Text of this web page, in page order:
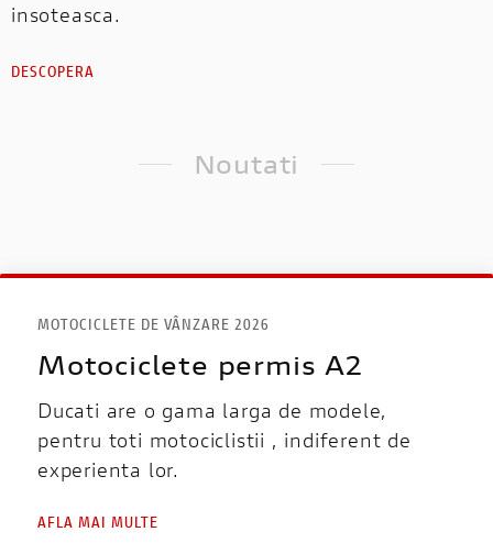
insoteasca.
DESCOPERA
Noutati
MOTOCICLETE DE VÂNZARE 2026
Motociclete permis A2
Ducati are o gama larga de modele,
pentru toti motociclistii , indiferent de
experienta lor.
AFLA MAI MULTE